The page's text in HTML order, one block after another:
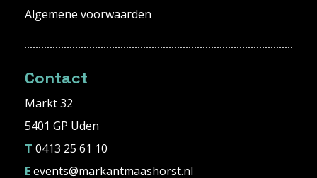
Algemene voorwaarden
Contact
Markt 32
5401 GP Uden
T 0413 25 61 10
Eevents@markantmaashorst.nl